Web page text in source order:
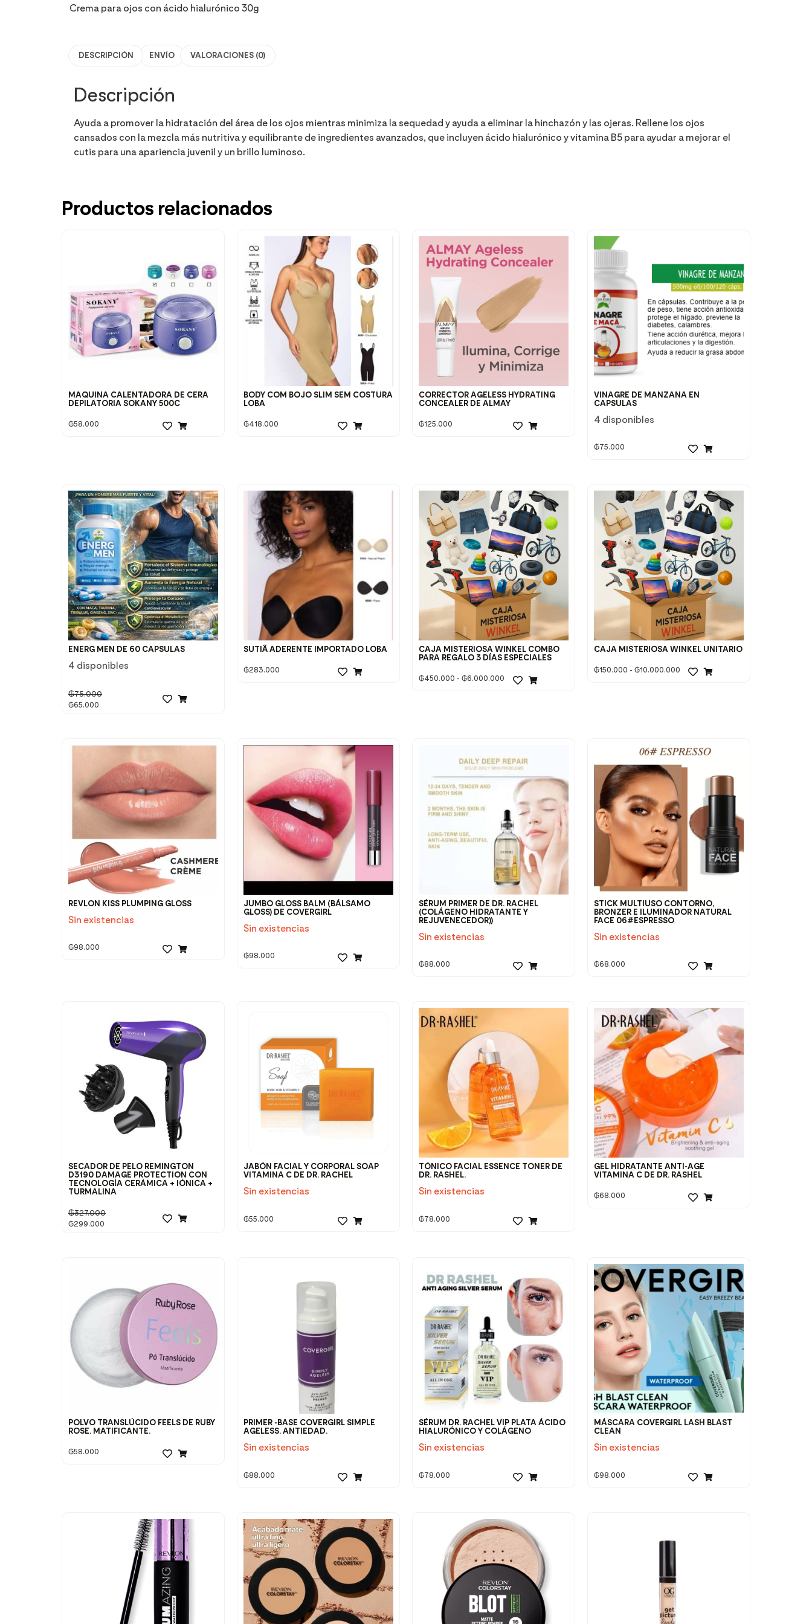
Crema para ojos con ácido hialurónico 30g
DESCRIPCIÓN ENVÍO VALORACIONES (0)
Descripción
Ayuda a promover la hidratación del área de los ojos mientras minimiza la sequedad y ayuda a eliminar la hinchazón y las ojeras. Rellene los ojos
cansados con la mezcla más nutritiva y equilibrante de ingredientes avanzados, que incluyen ácido hialurónico y vitamina B5 para ayudar a mejorar el
cutis para una apariencia juvenil y un brillo luminoso.
Productos relacionados
MAQUINA CALENTADORA DE CERA
DEPILATORIA SOKANY 500C
₲58.000
BODY COM BOJO SLIM SEM COSTURA
LOBA
₲418.000
CORRECTOR AGELESS HYDRATING
CONCEALER DE ALMAY
₲125.000
VINAGRE DE MANZANA EN
CAPSULAS
4 disponibles
₲75.000
ENERG MEN DE 60 CAPSULAS
4 disponibles
₲75.000
₲65.000
SUTIÃ ADERENTE IMPORTADO LOBA
₲283.000
CAJA MISTERIOSA WINKEL COMBO
PARA REGALO 3 DÍAS ESPECIALES
₲450.000 - ₲6.000.000
CAJA MISTERIOSA WINKEL UNITARIO
₲150.000 - ₲10.000.000
REVLON KISS PLUMPING GLOSS
Sin existencias
₲98.000
JUMBO GLOSS BALM (BÁLSAMO
GLOSS) DE COVERGIRL
Sin existencias
₲98.000
SÉRUM PRIMER DE DR. RACHEL
(COLÁGENO HIDRATANTE Y
REJUVENECEDOR))
Sin existencias
₲88.000
STICK MULTIUSO CONTORNO,
BRONZER E ILUMINADOR NATURAL
FACE 06#ESPRESSO
Sin existencias
₲68.000
SECADOR DE PELO REMINGTON
D3190 DAMAGE PROTECTION CON
TECNOLOGÍA CERÁMICA + IÓNICA +
TURMALINA
₲327.000
₲299.000
JABÓN FACIAL Y CORPORAL SOAP
VITAMINA C DE DR. RACHEL
Sin existencias
₲55.000
TÓNICO FACIAL ESSENCE TONER DE
DR. RASHEL.
Sin existencias
₲78.000
GEL HIDRATANTE ANTI-AGE
VITAMINA C DE DR. RASHEL
₲68.000
POLVO TRANSLÚCIDO FEELS DE RUBY
ROSE. MATIFICANTE.
₲58.000
PRIMER -BASE COVERGIRL SIMPLE
AGELESS. ANTIEDAD.
Sin existencias
₲88.000
SÉRUM DR. RACHEL VIP PLATA ÁCIDO
HIALURÓNICO Y COLÁGENO
Sin existencias
₲78.000
MÁSCARA COVERGIRL LASH BLAST
CLEAN
Sin existencias
₲98.000